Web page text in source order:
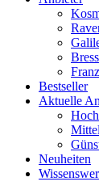
Bestseller
Aktuelle
Neuheiten